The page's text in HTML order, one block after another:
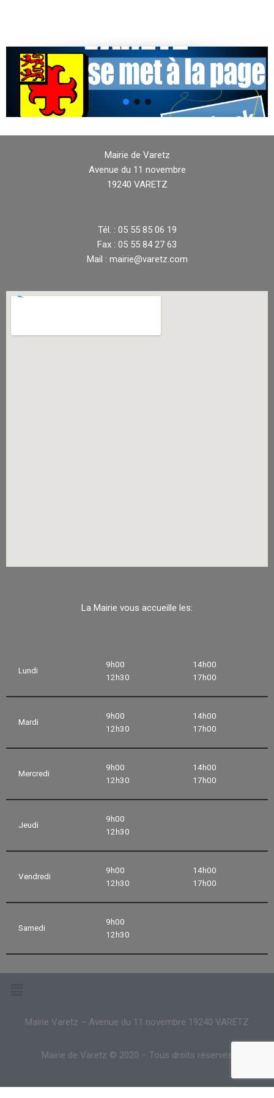
Mairie de Varetz
Avenue du 11 novembre
19240 VARETZ
Tél. : 05 55 85 06 19
Fax : 05 55 84 27 63
Mail : mairie@varetz.com
La Mairie vous accueille les:
Lundi
9h00
12h30
14h00
17h00
Mardi
9h00
12h30
14h00
17h00
Mercredi
9h00
12h30
14h00
17h00
Jeudi
9h00
12h30
Vendredi
9h00
12h30
14h00
17h00
Samedi
9h00
12h30
Mairie Varetz – Avenue du 11 novembre 19240 VARETZ
Mairie de Varetz © 2020 – Tous droits réservés